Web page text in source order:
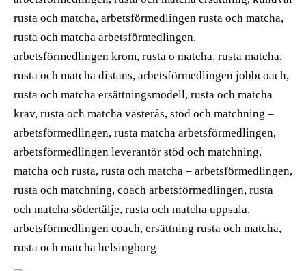
rusta och matcha, arbetsförmedlingen rusta och matcha,
rusta och matcha arbetsförmedlingen,
arbetsförmedlingen krom, rusta o matcha, rusta matcha,
rusta och matcha distans, arbetsförmedlingen jobbcoach,
rusta och matcha ersättningsmodell, rusta och matcha
krav, rusta och matcha västerås, stöd och matchning –
arbetsförmedlingen, rusta matcha arbetsförmedlingen,
arbetsförmedlingen leverantör stöd och matchning,
matcha och rusta, rusta och matcha – arbetsförmedlingen,
rusta och matchning, coach arbetsförmedlingen, rusta
och matcha södertälje, rusta och matcha uppsala,
arbetsförmedlingen coach, ersättning rusta och matcha,
rusta och matcha helsingborg